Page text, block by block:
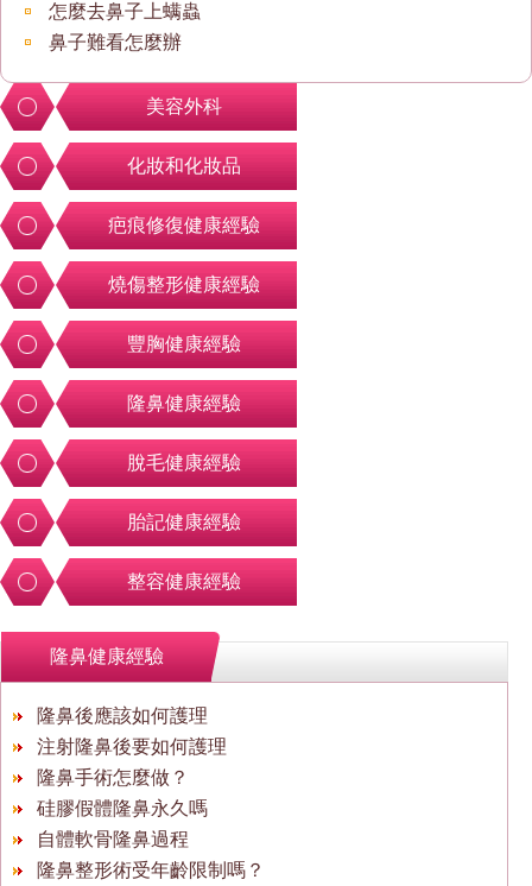
怎麼去鼻子上螨蟲
鼻子難看怎麼辦
美容外科
化妝和化妝品
疤痕修復健康經驗
燒傷整形健康經驗
豐胸健康經驗
隆鼻健康經驗
脫毛健康經驗
胎記健康經驗
整容健康經驗
隆鼻健康經驗
隆鼻後應該如何護理
注射隆鼻後要如何護理
隆鼻手術怎麼做？
硅膠假體隆鼻永久嗎
自體軟骨隆鼻過程
隆鼻整形術受年齡限制嗎？